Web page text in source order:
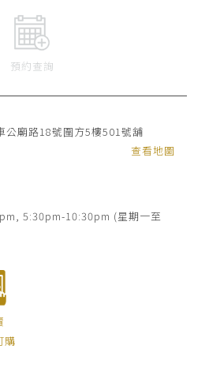
預約查詢
公廟路18號圍方5樓501號舖
查看地圖
5:30pm-10:30pm (星期一至
購